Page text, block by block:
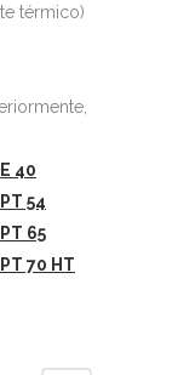
térmico)
40
54
65
70 HT